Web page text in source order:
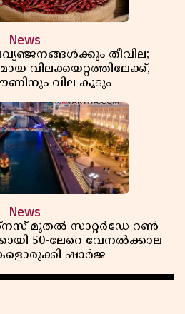
News
തീവില;
വിലക്കയറ്റത്തിലേക്ക്,
വില കൂടും
News
മുതൽ സാറ്റർഡേ റൺ
50-ലേറെ വേനൽക്കാല
ഷാർജ